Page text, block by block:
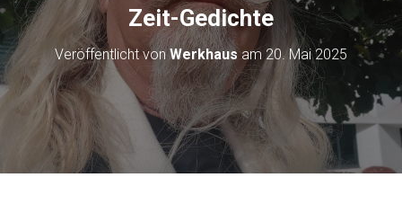
H
A
T
E
N
Zeit-Gedichte
Veröffentlicht vonWerkhausam20. Mai 2025